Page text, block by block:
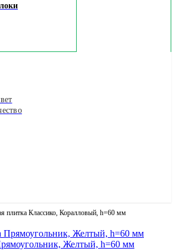
плитка Классико, Коралловый, h=60 мм
Желтый, h=60 мм